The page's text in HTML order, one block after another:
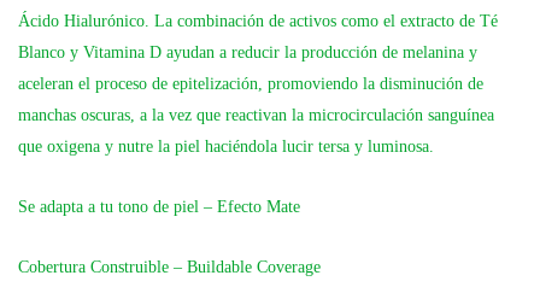
Ácido Hialurónico. La combinación de activos como el extracto de Té
Blanco y Vitamina D ayudan a reducir la producción de melanina y
aceleran el proceso de epitelización, promoviendo la disminución de
manchas oscuras, a la vez que reactivan la microcirculación sanguínea
que oxigena y nutre la piel haciéndola lucir tersa y luminosa.
Se adapta a tu tono de piel – Efecto Mate
Cobertura Construible – Buildable Coverage